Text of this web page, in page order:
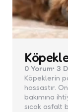
0 Yorum 3
Köpeklerin
hassastır.
bakımına
sıcak asfalt